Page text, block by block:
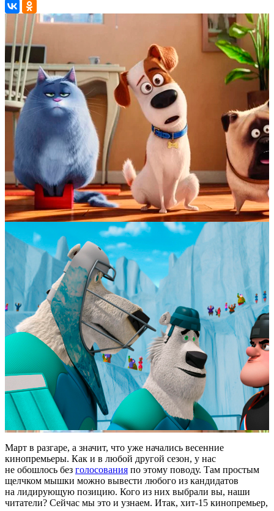
Март в разгаре, а значит, что уже начались весенние
кинопремьеры. Как и в любой другой сезон, у нас
не обошлось без голосования по этому поводу. Там простым
щелчком мышки можно вывести любого из кандидатов
на лидирующую позицию. Кого из них выбрали вы, наши
читатели? Сейчас мы это и узнаем. Итак, хит-15 кинопремьер,